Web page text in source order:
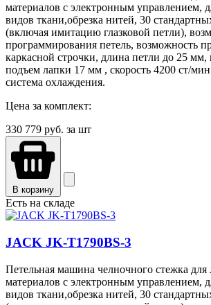
материалов с электронным управлением,
видов ткани,обрезка нитей, 30
(включая имитацию глазковой петли),
программирования петель, возможность
каркасной строчки, длина петли до 25
подъем лапки 17 мм , скорость 4200 ст/
система охлаждения.
Цена за комплект:
330 779 руб. за шт
В корзину
Есть на складе
JACK JK-T1790ВS-3
Петельная машина челночного стежка
материалов с электронным управлением,
видов ткани,обрезка нитей, 30